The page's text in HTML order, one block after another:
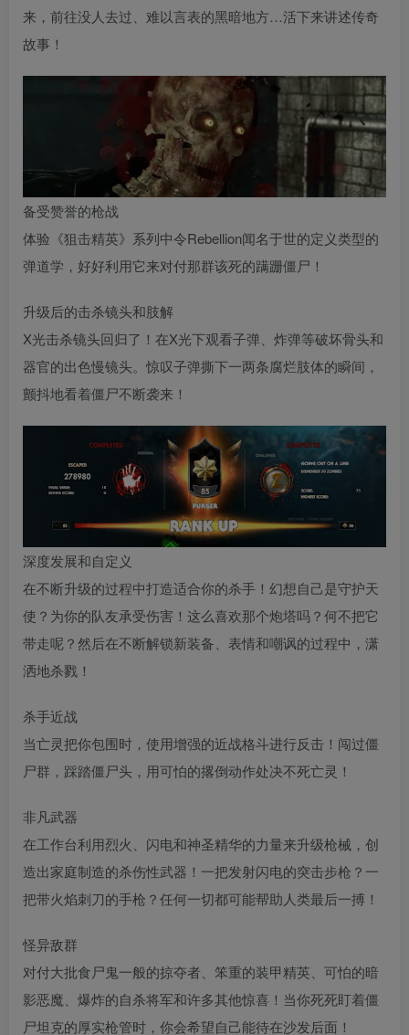
来，前往没人去过、难以言表的黑暗地方…活下来讲述传奇
故事！
备受赞誉的枪战
体验《狙击精英》系列中令Rebellion闻名于世的定义类型的
弹道学，好好利用它来对付那群该死的蹒跚僵尸！
升级后的击杀镜头和肢解
X光击杀镜头回归了！在X光下观看子弹、炸弹等破坏骨头和
器官的出色慢镜头。惊叹子弹撕下一两条腐烂肢体的瞬间，
颤抖地看着僵尸不断袭来！
深度发展和自定义
在不断升级的过程中打造适合你的杀手！幻想自己是守护天
使？为你的队友承受伤害！这么喜欢那个炮塔吗？何不把它
带走呢？然后在不断解锁新装备、表情和嘲讽的过程中，潇
洒地杀戮！
杀手近战
当亡灵把你包围时，使用增强的近战格斗进行反击！闯过僵
尸群，踩踏僵尸头，用可怕的撂倒动作处决不死亡灵！
非凡武器
在工作台利用烈火、闪电和神圣精华的力量来升级枪械，创
造出家庭制造的杀伤性武器！一把发射闪电的突击步枪？一
把带火焰刺刀的手枪？任何一切都可能帮助人类最后一搏！
怪异敌群
对付大批食尸鬼一般的掠夺者、笨重的装甲精英、可怕的暗
影恶魔、爆炸的自杀将军和许多其他惊喜！当你死死盯着僵
尸坦克的厚实枪管时，你会希望自己能待在沙发后面！